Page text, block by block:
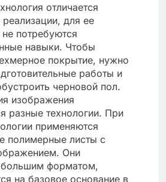
отличается
реализации, для ее
потребуются
навыки. Чтобы
покрытие, нужно
работы и
черновой пол.
изображения
разные технологии. При
применяются
полимерные листы с
Они
большим форматом,
на базовое основание в